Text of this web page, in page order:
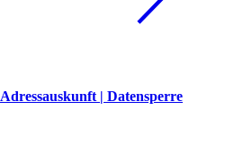
Adressauskunft | Datensperre